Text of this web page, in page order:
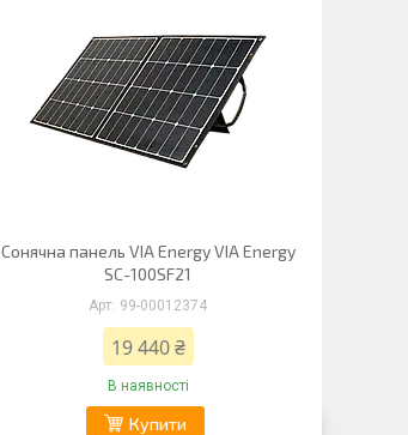
Сонячна панель VIA Energy VIA Energy
SC-100SF21
99-00012374
19 440 ₴
В наявності
Купити